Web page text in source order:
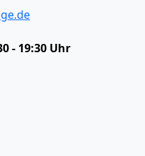
- 19:30 Uhr